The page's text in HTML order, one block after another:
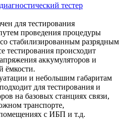
тестер
для тестирования
проведения процедуры
стабилизированным разрядным
тестирования происходит
аккумуляторов и
ёмкости.
и небольшим габаритам
для тестирования и
на базовых станциях связи,
транспорте,
с ИБП и т.д.